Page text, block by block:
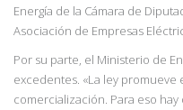
Energía de la Cámara de
Asociación de Empresas
Por su parte, el Ministerio de
excedentes. «La ley promueve
comercialización. Para eso